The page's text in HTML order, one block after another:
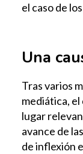
el caso de
Una
Tras varios
mediática,
lugar
avance de
de inflexión